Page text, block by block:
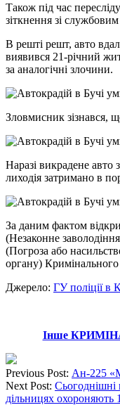
Також під час
зіткнення зі
В решті решт, авто
виявився 21-річний
за аналогічні злочини.
Зловмисник зізнався,
Наразі викрадене авто
лиходія затримано в
За даним фактом
(Незаконне
(Погроза або
органу)
Джерело: ГУ поліції в
Інше
Previous Post: Ан-225
Next Post:
дільницях охороняють